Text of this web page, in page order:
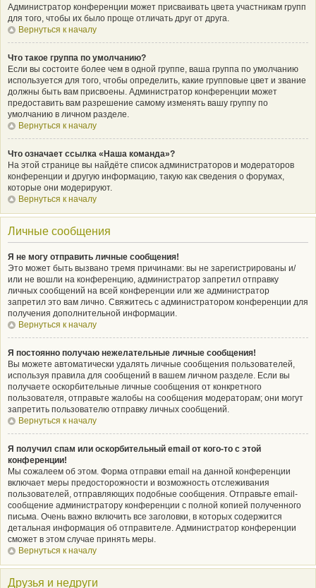
Администратор конференции может присваивать цвета участникам групп
для того, чтобы их было проще отличать друг от друга.
Вернуться к началу
Что такое группа по умолчанию?
Если вы состоите более чем в одной группе, ваша группа по умолчанию
используется для того, чтобы определить, какие групповые цвет и звание
должны быть вам присвоены. Администратор конференции может
предоставить вам разрешение самому изменять вашу группу по
умолчанию в личном разделе.
Вернуться к началу
Что означает ссылка «Наша команда»?
На этой странице вы найдёте список администраторов и модераторов
конференции и другую информацию, такую как сведения о форумах,
которые они модерируют.
Вернуться к началу
Личные сообщения
Я не могу отправить личные сообщения!
Это может быть вызвано тремя причинами: вы не зарегистрированы и/
или не вошли на конференцию, администратор запретил отправку
личных сообщений на всей конференции или же администратор
запретил это вам лично. Свяжитесь с администратором конференции для
получения дополнительной информации.
Вернуться к началу
Я постоянно получаю нежелательные личные сообщения!
Вы можете автоматически удалять личные сообщения пользователей,
используя правила для сообщений в вашем личном разделе. Если вы
получаете оскорбительные личные сообщения от конкретного
пользователя, отправьте жалобы на сообщения модераторам; они могут
запретить пользователю отправку личных сообщений.
Вернуться к началу
Я получил спам или оскорбительный email от кого-то с этой
конференции!
Мы сожалеем об этом. Форма отправки email на данной конференции
включает меры предосторожности и возможность отслеживания
пользователей, отправляющих подобные сообщения. Отправьте email-
сообщение администратору конференции с полной копией полученного
письма. Очень важно включить все заголовки, в которых содержится
детальная информация об отправителе. Администратор конференции
сможет в этом случае принять меры.
Вернуться к началу
Друзья и недруги